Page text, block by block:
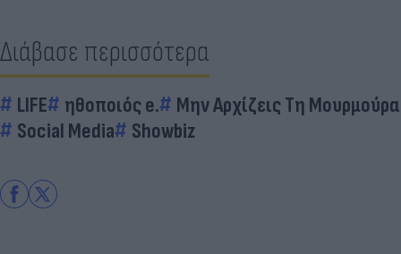
Διάβασε περισσότερα
LIFE ηθοποιός e.
Μην Αρχίζεις Τη Μουρμούρα
Social Media
Showbiz